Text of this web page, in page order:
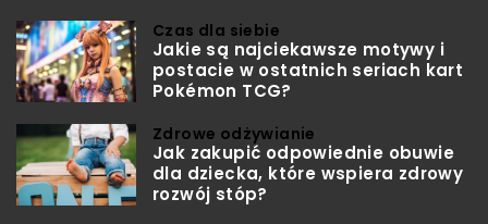
Czas dla siebie
Jakie są najciekawsze motywy i
postacie w ostatnich seriach kart
Pokémon TCG?
Zdrowe odżywianie
Jak zakupić odpowiednie obuwie
dla dziecka, które wspiera zdrowy
rozwój stóp?